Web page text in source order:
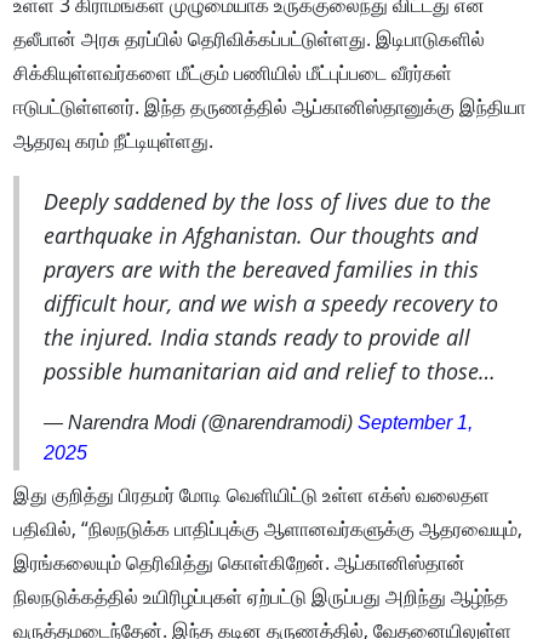
தலீபான் அரசு தரப்பில் தெரிவிக்கப்பட்டுள்ளது. இடிபாடுகளில்
சிக்கியுள்ளவர்களை மீட்கும் பணியில் மீட்புப்படை வீரர்கள்
ஈடுபட்டுள்ளனர். இந்த தருணத்தில் ஆப்கானிஸ்தானுக்கு இந்தியா
ஆதரவு கரம் நீட்டியுள்ளது.
Deeply saddened by the loss of lives due to the
earthquake in Afghanistan. Our thoughts and
prayers are with the bereaved families in this
difficult hour, and we wish a speedy recovery to
the injured. India stands ready to provide all
possible humanitarian aid and relief to those…
— Narendra Modi (@narendramodi)September 1,
2025
இது குறித்து பிரதமர் மோடி வெளியிட்டு உள்ள எக்ஸ் வலைதள
பதிவில், “நிலநடுக்க பாதிப்புக்கு ஆளானவர்களுக்கு ஆதரவையும்,
இரங்கலையும் தெரிவித்து கொள்கிறேன்.ஆப்கானிஸ்தான்
நிலநடுக்கத்தில் உயிரிழப்புகள் ஏற்பட்டு இருப்பது அறிந்து ஆழ்ந்த
வருத்தமடைந்தேன். இந்த கடின தருணத்தில், வேதனையிலுள்ள